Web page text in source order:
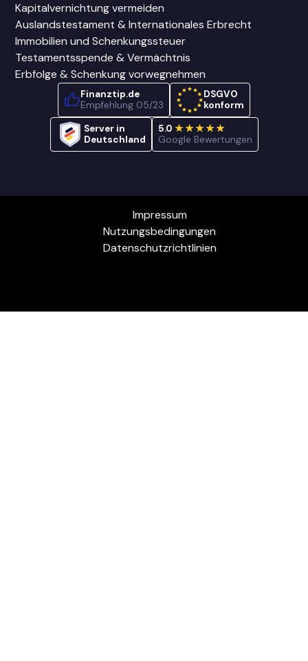
Kapitalvernichtung vermeiden
Auslandstestament & Internationales Erbrecht
Immobilien und Schenkungssteuer
Testamentsspende & Vermächtnis
Erbfolge & Schenkung vorwegnehmen
Finanztip.de
Empfehlung 05/23
DSGVO
konform
Server in
Deutschland
5.0 ★★★★★
Google Bewertungen
Impressum
Nutzungsbedingungen
Datenschutzrichtlinien